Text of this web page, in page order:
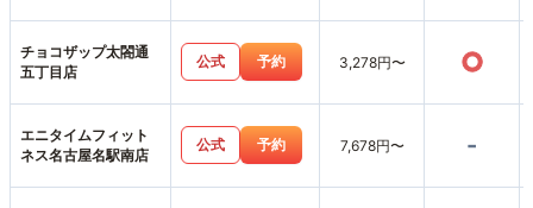
チョコザップ太閤通
五丁目店
公式 予約 3,278円〜 ○
エニタイムフィット
ネス名古屋名駅南店
公式 予約 7,678円〜 -